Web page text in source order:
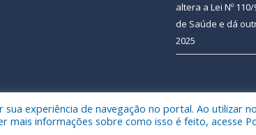
altera a Lei Nº
de Saúde e dá
2025
a Prefeitura Municipal de Almeirim.
sua experiência de navegação no portal. Ao utilizar
mais informações sobre como isso é feito, acesse